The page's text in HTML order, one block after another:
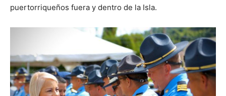
puertorriqueños fuera y dentro de la Isla.